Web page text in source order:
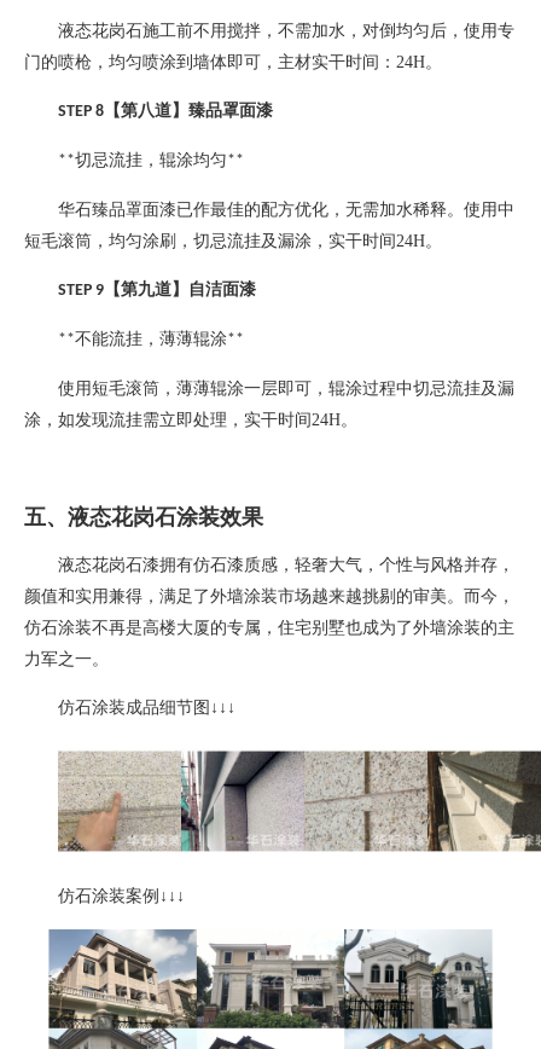
液态花岗石施工前不用搅拌，不需加水，对倒均匀后，使用专
门的喷枪，均匀喷涂到墙体即可，主材实干时间： 24H。
STEP 8 【第八道】臻品罩面漆
**切忌流挂，辊涂均匀**
华石臻品罩面漆已作最佳的配方优化，无需加水稀释。使用中
短毛滚筒，均匀涂刷，切忌流挂及漏涂，实干时间24H。
STEP 9 【第九道】自洁面漆
**不能流挂，薄薄辊涂**
使用短毛滚筒，薄薄辊涂一层即可，辊涂过程中切忌流挂及漏
涂，如发现流挂需立即处理，实干时间24H。
五、液态花岗石涂装效果
液态花岗石漆拥有仿石漆质感，轻奢大气，个性与风格并存，
颜值和实用兼得，满足了外墙涂装市场越来越挑剔的审美。而今，
仿石涂装不再是高楼大厦的专属，住宅别墅也成为了外墙涂装的主
力军之一。
仿石涂装成品细节图 ↓↓↓
仿石涂装案例 ↓↓↓